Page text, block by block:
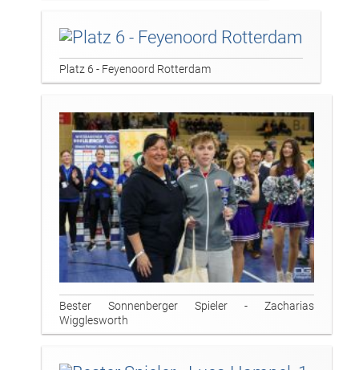
Platz 6 - Feyenoord Rotterdam
Bester Sonnenberger Spieler - Zacharias
Wigglesworth